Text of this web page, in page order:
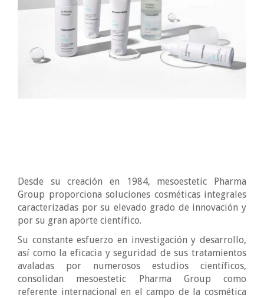
Desde su creación en 1984, mesoestetic Pharma
Group proporciona soluciones cosméticas integrales
caracterizadas por su elevado grado de innovación y
por su gran aporte científico.
Su constante esfuerzo en investigación y desarrollo,
así como la eficacia y seguridad de sus tratamientos
avaladas por numerosos estudios científicos,
consolidan mesoestetic Pharma Group como
referente internacional en el campo de la cosmética